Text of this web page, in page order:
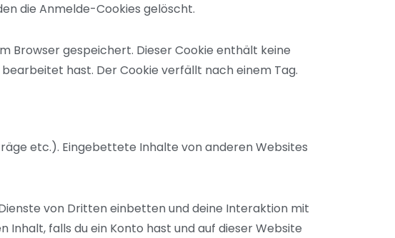
die Anmelde-Cookies gelöscht.
Browser gespeichert. Dieser Cookie enthält keine
hast. Der Cookie verfällt nach einem Tag.
etc.). Eingebettete Inhalte von anderen Websites
von Dritten einbetten und deine Interaktion mit
falls du ein Konto hast und auf dieser Website